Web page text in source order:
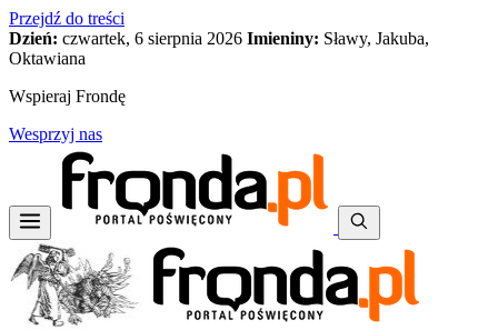
Przejdź do treści
Dzień: czwartek, 6 sierpnia 2026 Imieniny: Sławy, Jakuba,
Oktawiana
Wspieraj Frondę
Wesprzyj nas